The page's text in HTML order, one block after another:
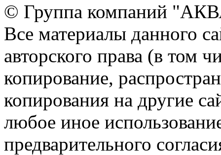
© Группа компаний
Все материалы данного
авторского права (в том
копирование,
копирования на другие
любое иное
предварительного